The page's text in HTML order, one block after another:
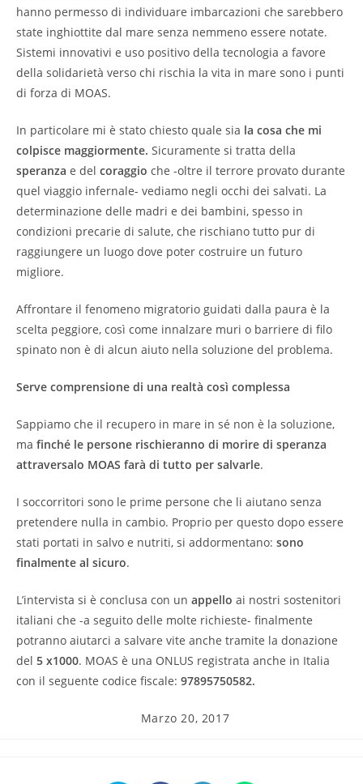
hanno permesso di individuare imbarcazioni che sarebbero
state inghiottite dal mare senza nemmeno essere notate.
Sistemi innovativi e uso positivo della tecnologia a favore
della solidarietà verso chi rischia la vita in mare sono i punti
di forza di MOAS.
In particolare mi è stato chiesto quale sia la cosa che mi
colpisce maggiormente. Sicuramente si tratta della
speranza e del coraggio che -oltre il terrore provato durante
quel viaggio infernale- vediamo negli occhi dei salvati. La
determinazione delle madri e dei bambini, spesso in
condizioni precarie di salute, che rischiano tutto pur di
raggiungere un luogo dove poter costruire un futuro
migliore.
Affrontare il fenomeno migratorio guidati dalla paura è la
scelta peggiore, così come innalzare muri o barriere di filo
spinato non è di alcun aiuto nella soluzione del problema.
Serve comprensione di una realtà così complessa
Sappiamo che il recupero in mare in sé non è la soluzione,
ma finché le persone rischieranno di morire di speranza
attraversalo MOAS farà di tutto per salvarle.
I soccorritori sono le prime persone che li aiutano senza
pretendere nulla in cambio. Proprio per questo dopo essere
stati portati in salvo e nutriti, si addormentano: sono
finalmente al sicuro.
L’intervista si è conclusa con un appello ai nostri sostenitori
italiani che -a seguito delle molte richieste- finalmente
potranno aiutarci a salvare vite anche tramite la donazione
del 5 x1000. MOAS è una ONLUS registrata anche in Italia
con il seguente codice fiscale: 97895750582.
Articolo
Marzo 20, 2017